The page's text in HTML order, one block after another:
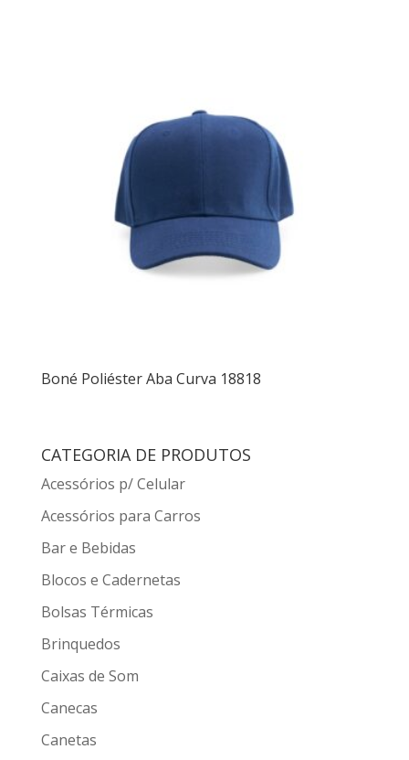
Boné Poliéster Aba Curva 18818
CATEGORIA DE PRODUTOS
Acessórios p/ Celular
Acessórios para Carros
Bar e Bebidas
Blocos e Cadernetas
Bolsas Térmicas
Brinquedos
Caixas de Som
Canecas
Canetas